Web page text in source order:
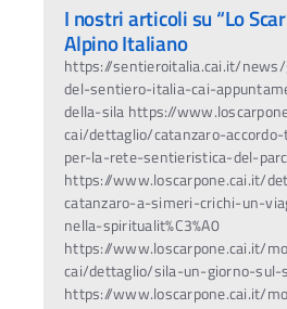
I nostri articoli su “Lo
Alpino Italiano
https://sentieroitalia.cai.it/
del-sentiero-italia-cai-
della-sila https://
cai/dettaglio/catanzaro-
per-la-rete-sentieristica-del-
https://www.loscarpone.cai.it/
catanzaro-a-simeri-crichi-un-
nella-spiritualit%C3%A0
https://www.loscarpone.cai.it/
cai/dettaglio/sila-un-giorno-sul-
https://www.loscarpone.cai.it/